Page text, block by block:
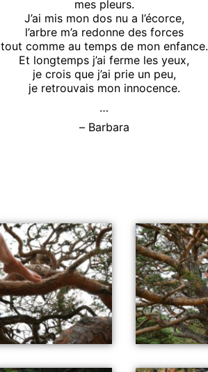
mes pleurs.
J’ai mis mon dos nu a l’écorce,
l’arbre m’a redonne des forces
tout comme au temps de mon enfance.
Et longtemps j’ai ferme les yeux,
je crois que j’ai prie un peu,
je retrouvais mon innocence.
…
– Barbara